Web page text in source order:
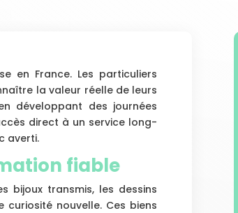
en France. Les particuliers
la valeur réelle de leurs
développant des journées
direct à un service long­
averti.
fiable
bijoux transmis, les dessins
nouvelle. Ces biens